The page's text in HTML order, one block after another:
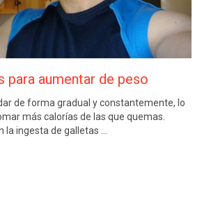
para aumentar de peso
de forma gradual y constantemente, lo
más calorías de las que quemas.
la ingesta de galletas …